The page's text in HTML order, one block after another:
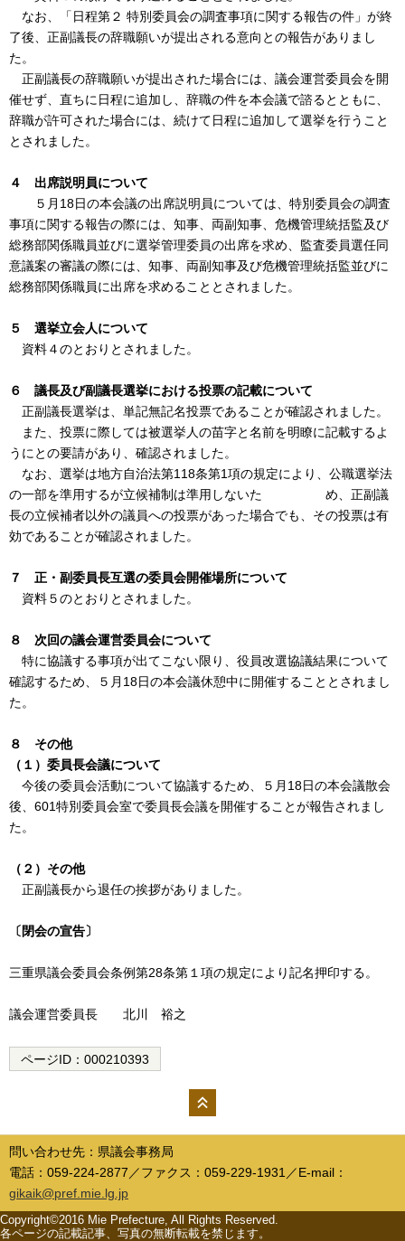
なお、「日程第２ 特別委員会の調査事項に関する報告の件」が終
了後、正副議長の辞職願いが提出される意向との報告がありまし
た。
正副議長の辞職願いが提出された場合には、議会運営委員会を開
催せず、直ちに日程に追加し、辞職の件を本会議で諮るとともに、
辞職が許可された場合には、続けて日程に追加して選挙を行うこと
とされました。
４ 出席説明員について
５月18日の本会議の出席説明員については、特別委員会の調査
事項に関する報告の際には、知事、両副知事、危機管理統括監及び
総務部関係職員並びに選挙管理委員の出席を求め、監査委員選任同
意議案の審議の際には、知事、両副知事及び危機管理統括監並びに
総務部関係職員に出席を求めることとされました。
５ 選挙立会人について
資料４のとおりとされました。
６ 議長及び副議長選挙における投票の記載について
正副議長選挙は、単記無記名投票であることが確認されました。
また、投票に際しては被選挙人の苗字と名前を明瞭に記載するよ
うにとの要請があり、確認されました。
なお、選挙は地方自治法第118条第1項の規定により、公職選挙法
の一部を準用するが立候補制は準用しないた め、正副議
長の立候補者以外の議員への投票があった場合でも、その投票は有
効であることが確認されました。
７ 正・副委員長互選の委員会開催場所について
資料５のとおりとされました。
８ 次回の議会運営委員会について
特に協議する事項が出てこない限り、役員改選協議結果について
確認するため、５月18日の本会議休憩中に開催することとされまし
た。
８ その他
（１）委員長会議について
今後の委員会活動について協議するため、５月18日の本会議散会
後、601特別委員会室で委員長会議を開催することが報告されまし
た。
（２）その他
正副議長から退任の挨拶がありました。
〔閉会の宣告〕
三重県議会委員会条例第28条第１項の規定により記名押印する。
議会運営委員長 北川 裕之
ページID： 000210393
先頭
問い合わせ先：県議会事務局
電話：059-224-2877／ファクス：059-229-1931／E-mail：
gikaik@pref.mie.lg.jp
Copyright©2016 Mie Prefecture, All Rights Reserved.
各ページの記載記事、写真の無断転載を禁じます。